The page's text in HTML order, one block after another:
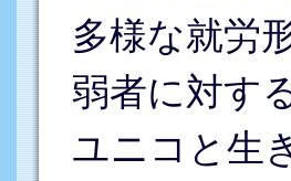
多様な就労
弱者に対す
ユニコと生